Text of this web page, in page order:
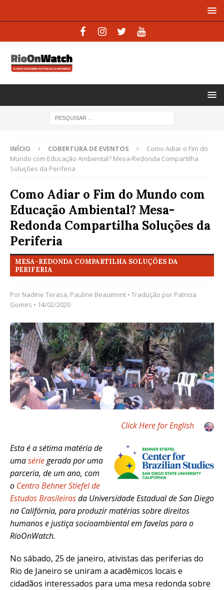
INÍCIO COBERTURA DE EVENTOS
Como Adiar o Fim do
Mundo com Educação Ambiental? Mesa-Redonda Compartilha
Soluções da Periferia
Como Adiar o Fim do Mundo com
Educação Ambiental? Mesa-
Redonda Compartilha Soluções da
Periferia
MESA-REDONDA COMPARTILHA SOLUÇÕES DA
PERIFERIA
Por Nadine Terasa, Pauline Beaumont • Tradução por Patricia
Gomes • 14/02/2020
Click Here for English
Esta é a sétima matéria de
umasériegerada por uma
parceria, de um ano, com
o Centro Behner Stiefel de
Estudos Brasileirosda Universidade Estadual de San Diego
na Califórnia, para produzir matérias sobre direitos
humanos e justiça socioambiental em favelas para o
RioOnWatch.
No sábado, 25 de janeiro, ativistas das periferias do
Rio de Janeiro se uniram a acadêmicos locais e
cidadãos interessados para uma mesa redonda sobre